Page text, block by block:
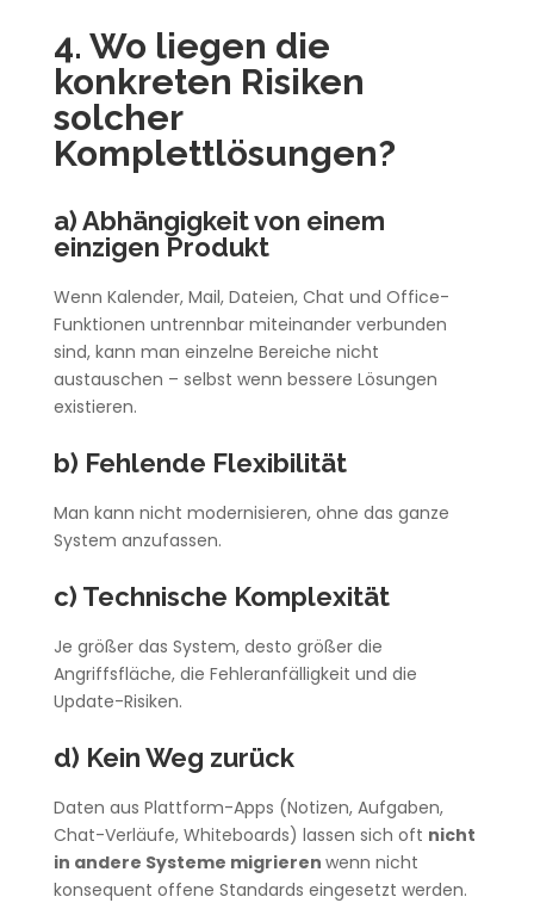
4. Wo liegen die
konkreten Risiken
solcher
Komplettlösungen?
a) Abhängigkeit von einem
einzigen Produkt
Wenn Kalender, Mail, Dateien, Chat und Office-
Funktionen untrennbar miteinander verbunden
sind, kann man einzelne Bereiche nicht
austauschen – selbst wenn bessere Lösungen
existieren.
b) Fehlende Flexibilität
Man kann nicht modernisieren, ohne das ganze
System anzufassen.
c) Technische Komplexität
Je größer das System, desto größer die
Angriffsfläche, die Fehleranfälligkeit und die
Update-Risiken.
d) Kein Weg zurück
Daten aus Plattform-Apps (Notizen, Aufgaben,
Chat-Verläufe, Whiteboards) lassen sich oft nicht
in andere Systeme migrieren wenn nicht
konsequent offene Standards eingesetzt werden.